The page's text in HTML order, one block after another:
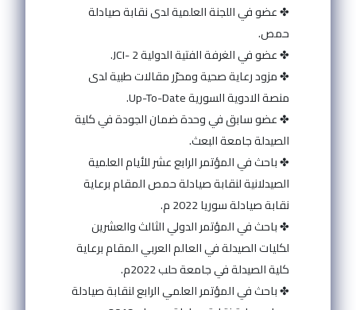
✤ عضو في اللجنة العلمية لدى نقابة صيادلة
حمص.
✤ عضو في الغرفة الفتية الدولية JCI- 2.
✤ مزود رعاية صحية ومحرّر مقالات طبية لدى
منصة الادوية السورية Up-To-Date.
✤ عضو سابق في وحدة ضمان الجودة في كلية
الصيدلة جامعة البعث.
✤ باحث في المؤتمر الرابع عشر للأيام العلمية
الصيدلانية لنقابة صيادلة حمص المقام برعاية
نقابة صيادلة سوريا 2022 م.
✤ باحث في المؤتمر الدولي الثالث والعشرين
لكليات الصيدلة في العالم العربي المقام برعاية
كلية الصيدلة في جامعة حلب 2022م.
✤ باحث في المؤتمر العلمي الرابع لنقابة صيادلة